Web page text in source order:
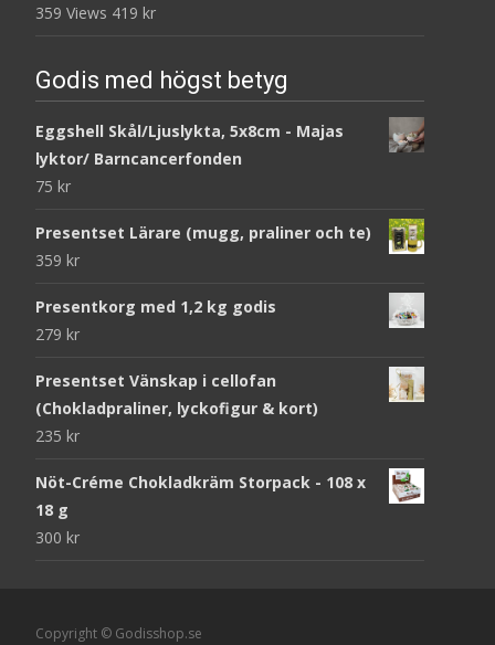
359 Views 419 kr
Godis med högst betyg
Eggshell Skål/Ljuslykta, 5x8cm - Majas
lyktor/ Barncancerfonden
75 kr
Presentset Lärare (mugg, praliner och te)
359 kr
Presentkorg med 1,2 kg godis
279 kr
Presentset Vänskap i cellofan
(Chokladpraliner, lyckofigur & kort)
235 kr
Nöt-Créme Chokladkräm Storpack - 108 x
18 g
300 kr
Copyright © Godisshop.se